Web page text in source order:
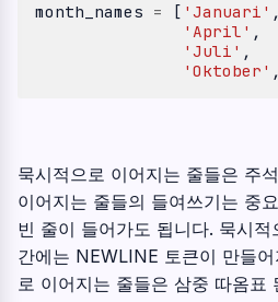
month_names = [ 'Januari' ,
'April' ,
'Juli' ,
'Oktober' ,
묵시적으로 이어지는 줄들은 주
이어지는 줄들의 들여쓰기는 중
빈 줄이 들어가도 됩니다. 묵시
간에는 NEWLINE 토큰이 만들
로 이어지는 줄들은 삼중 따옴표